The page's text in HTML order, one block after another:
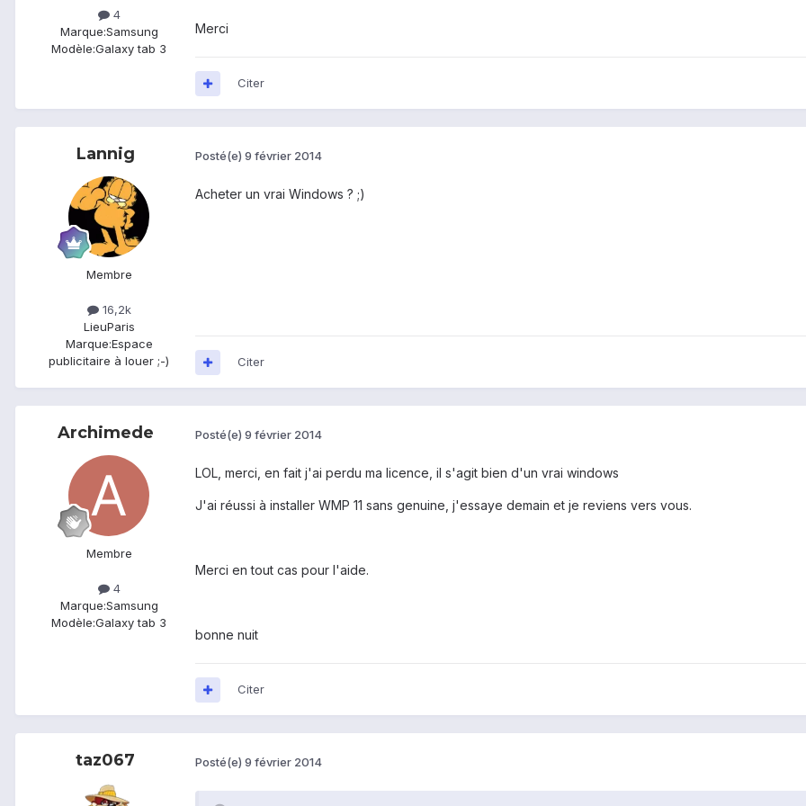
4
Marque:Samsung
Modèle:Galaxy tab 3
Merci
Citer
Lannig
Membre
16,2k
LieuParis
Marque:Espace
publicitaire à louer ;-)
Posté(e) 9 février 2014
Acheter un vrai Windows ? ;)
Citer
Archimede
Membre
4
Marque:Samsung
Modèle:Galaxy tab 3
Posté(e) 9 février 2014
LOL, merci, en fait j'ai perdu ma licence, il s'agit bien d'un vrai windows
J'ai réussi à installer WMP 11 sans genuine, j'essaye demain et je reviens vers vous.
Merci en tout cas pour l'aide.
bonne nuit
Citer
taz067 Posté(e) 9 février 2014